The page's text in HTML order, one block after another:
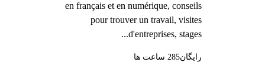
en français et en numérique, conseils
pour trouver un travail, visites
d'entreprises, stages...
رایگان285 ساعت ها